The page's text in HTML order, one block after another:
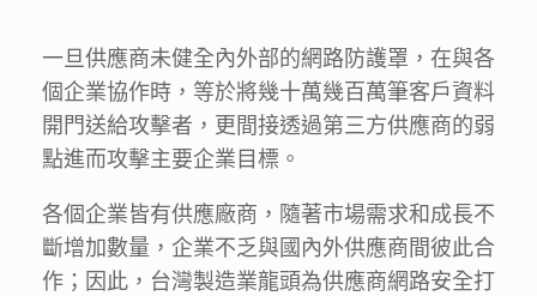
一旦供應商未健全內外部的網路防護罩，在與各
個企業協作時，等於將幾十萬幾百萬筆客戶資料
開門送給攻擊者，更間接透過第三方供應商的弱
點進而攻擊主要企業目標。
各個企業皆有供應廠商，隨著市場需求和成長不
斷增加數量，企業不乏與國內外供應商間彼此合
作；因此，台灣製造業龍頭為供應商網路安全打